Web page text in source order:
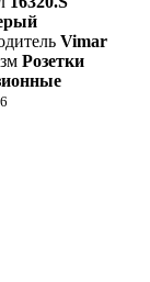
Vimar
Розетки